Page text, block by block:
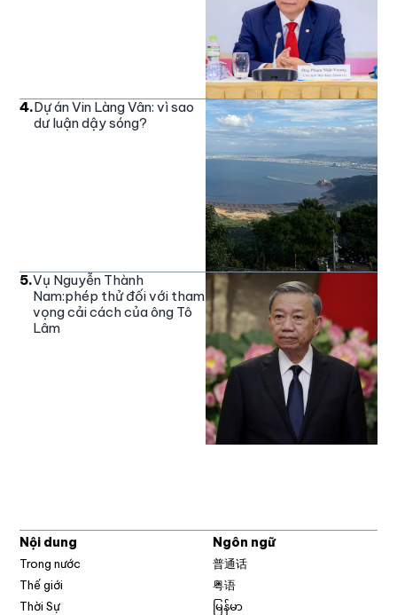
4.Dự án Vin Làng Vân: vì sao
dư luận dậy sóng?
5.Vụ Nguyễn Thành
Nam:phép thử đối với tham
vọng cải cách của ông Tô
Lâm
Nội dung
Trong nước
Thế giới
Thời Sự
Ngôn ngữ
普通话
粤语
မြန်မာ